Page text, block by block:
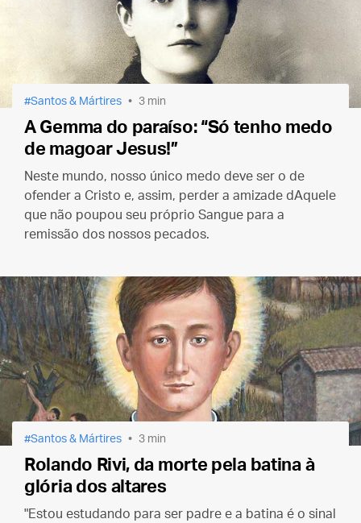
Santos & Mártires 3 min
A Gemma do paraíso: “Só tenho medo
de magoar Jesus!”
Neste mundo, nosso único medo deve ser o de
ofender a Cristo e, assim, perder a amizade dAquele
que não poupou seu próprio Sangue para a
remissão dos nossos pecados.
Santos & Mártires 3 min
Rolando Rivi, da morte pela batina à
glória dos altares
"Estou estudando para ser padre e a batina é o sinal